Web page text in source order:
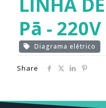
Pā - 220V
Diagrama elétrico
Share